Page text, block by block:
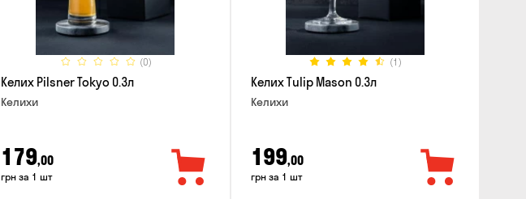
(0)
Келих Pilsner Tokyo 0.3л
Келихи
179,00
грн за 1 шт
(1)
Келих Tulip Mason 0.3л
Келихи
199,00
грн за 1 шт